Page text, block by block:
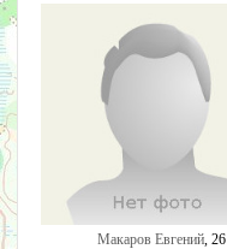
Макаров Евгений, 26